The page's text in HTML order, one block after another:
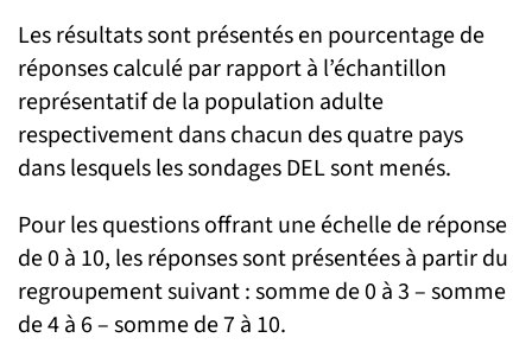
Les résultats sont présentés en pourcentage de
réponses calculé par rapport à l’échantillon
représentatif de la population adulte
respectivement dans chacun des quatre pays
dans lesquels les sondages DEL sont menés.
Pour les questions offrant une échelle de réponse
de 0 à 10, les réponses sont présentées à partir du
regroupement suivant : somme de 0 à 3 – somme
de 4 à 6 – somme de 7 à 10.